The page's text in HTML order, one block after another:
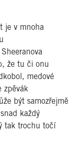
je v mnoha
že tu či onu
medové
zpěvák
být samozřejmě
každý
tak trochu točí